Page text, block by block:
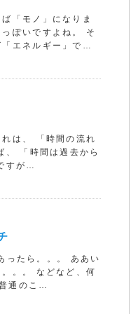
「モノ」になりま
ぽいですよね。 そ
「エネルギー」で…
は、 「時間の流れ
、 「時間は過去から
すが…
たら。。。 ああい
。。 などなど、何
通のこ…